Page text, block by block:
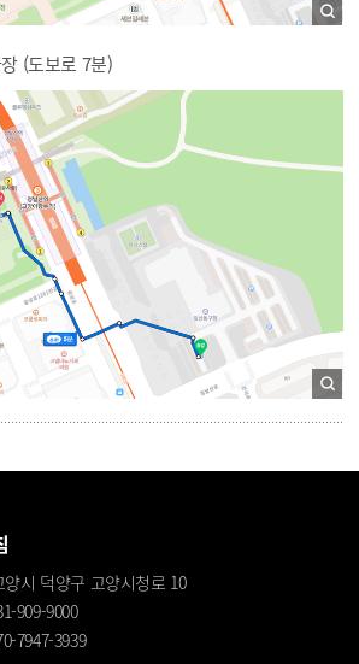
(도보로 7분)
양시 덕양구 고양시청로 10
909-9000
7947-3939